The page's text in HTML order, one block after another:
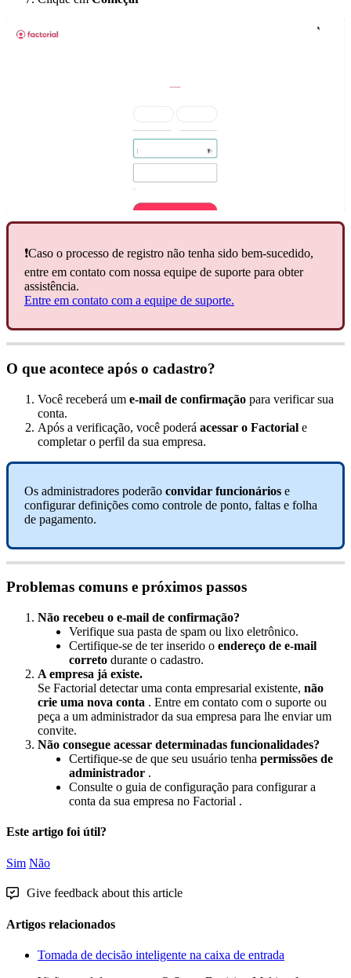
❗Caso o processo de registro não tenha sido bem-sucedido,
entre em contato com nossa equipe de suporte para obter
assistência.
Entre em contato com a equipe de suporte.
O que acontece após o cadastro?
Você receberá um e-mail de confirmação para verificar sua
conta.
Após a verificação, você poderá acessar o Factorial e
completar o perfil da sua empresa.
Os administradores poderão convidar funcionários e
configurar definições como controle de ponto, faltas e folha
de pagamento.
Problemas comuns e próximos passos
Não recebeu o e-mail de confirmação?
Verifique sua pasta de spam ou lixo eletrônico.
Certifique-se de ter inserido o endereço de e-mail
correto durante o cadastro.
A empresa já existe.
Se Factorial detectar uma conta empresarial existente, não
crie uma nova conta . Entre em contato com o suporte ou
peça a um administrador da sua empresa para lhe enviar um
convite.
Não consegue acessar determinadas funcionalidades?
Certifique-se de que seu usuário tenha permissões de
administrador .
Consulte o guia de configuração para configurar a
conta da sua empresa no Factorial .
Este artigo foi útil?
Sim Não
Give feedback about this article
Artigos relacionados
Tomada de decisão inteligente na caixa de entrada